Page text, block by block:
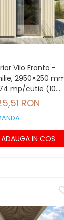
Vilo Fronto -
2950×250
mp/cutie (10
RON
ADAUGA IN COS